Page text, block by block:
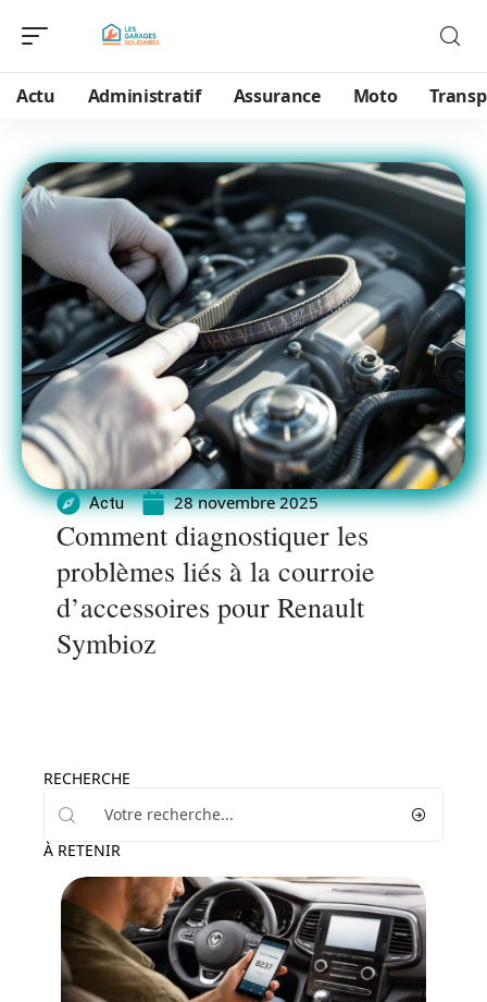
Actu Administratif Assurance Moto
Actu 28 novembre 2025
Comment diagnostiquer les
problèmes liés à la courroie
d’accessoires pour Renault
Symbioz
RECHERCHE
À RETENIR
Actu